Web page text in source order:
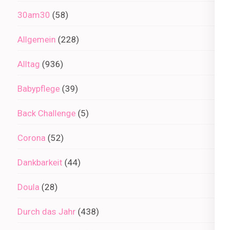
30am30 (58)
Allgemein (228)
Alltag (936)
Babypflege (39)
Back Challenge (5)
Corona (52)
Dankbarkeit (44)
Doula (28)
Durch das Jahr (438)